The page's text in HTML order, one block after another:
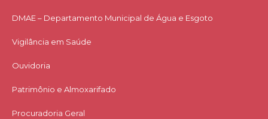
DMAE – Departamento Municipal de Água e Esgoto
Vigilância em Saúde
Ouvidoria
Patrimônio e Almoxarifado
Procuradoria Geral